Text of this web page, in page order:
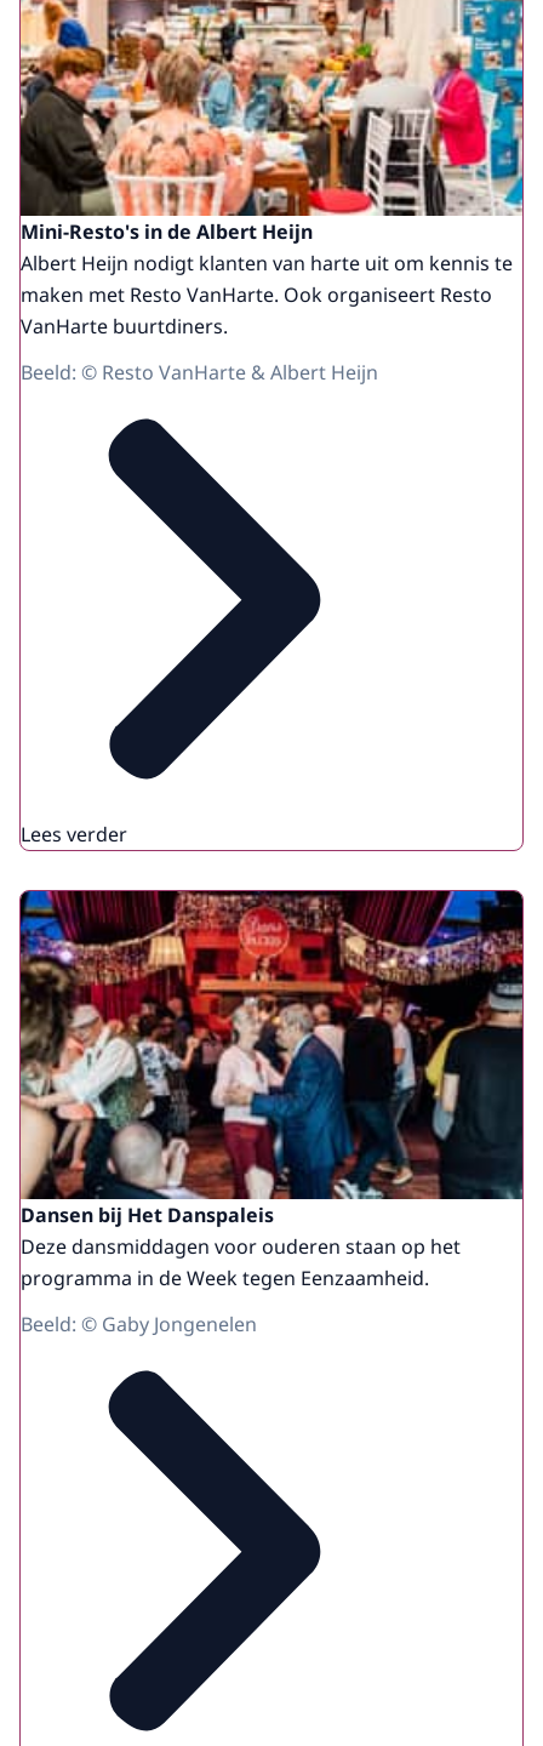
Mini-Resto's in de Albert Heijn
Albert Heijn nodigt klanten van harte uit om kennis te
maken met Resto VanHarte. Ook organiseert Resto
VanHarte buurtdiners.
Beeld: © Resto VanHarte & Albert Heijn
Lees verder
Dansen bij Het Danspaleis
Deze dansmiddagen voor ouderen staan op het
programma in de Week tegen Eenzaamheid.
Beeld: © Gaby Jongenelen